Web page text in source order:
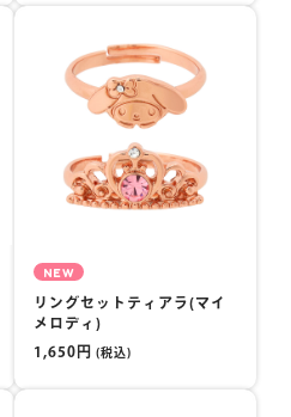
NEW
リングセットティアラ(マイ
メロディ)
1,650円 (税込)